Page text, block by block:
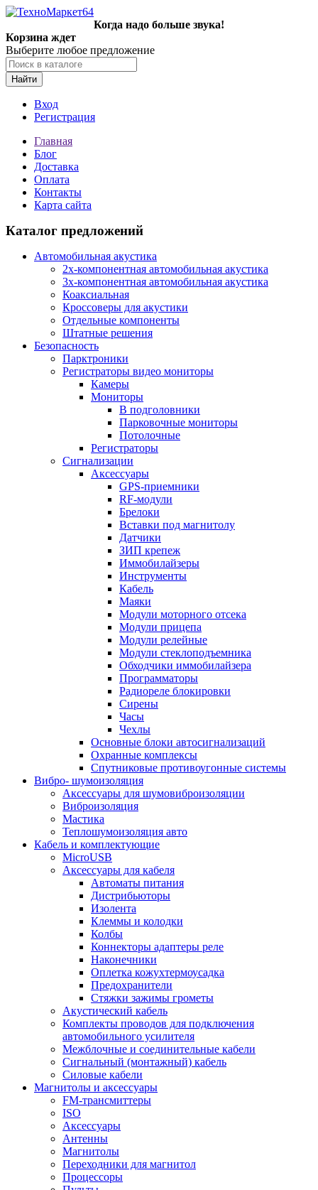
Когда надо больше звука!
Корзина ждет
Выберите любое предложение
Найти
Вход
Регистрация
Главная
Блог
Доставка
Оплата
Контакты
Карта сайта
Каталог предложений
Автомобильная акустика
2х-компонентная автомобильная акустика
3х-компонентная автомобильная акустика
Коаксиальная
Кроссоверы для акустики
Отдельные компоненты
Штатные решения
Безопасность
Парктроники
Регистраторы видео мониторы
Камеры
Мониторы
В подголовники
Парковочные мониторы
Потолочные
Регистраторы
Сигнализации
Аксессуары
GPS-приемники
RF-модули
Брелоки
Вставки под магнитолу
Датчики
ЗИП крепеж
Иммобилайзеры
Инструменты
Кабель
Маяки
Модули моторного отсека
Модули прицепа
Модули релейные
Модули стеклоподъемника
Обходчики иммобилайзера
Программаторы
Радиореле блокировки
Сирены
Часы
Чехлы
Основные блоки автосигнализаций
Охранные комплексы
Спутниковые противоугонные системы
Вибро- шумоизоляция
Аксессуары для шумовиброизоляции
Виброизоляция
Мастика
Теплошумоизоляция авто
Кабель и комплектующие
MicroUSB
Аксессуары для кабеля
Автоматы питания
Дистрибьюторы
Изолента
Клеммы и колодки
Колбы
Коннекторы адаптеры реле
Наконечники
Оплетка кожухтермоусадка
Предохранители
Стяжки зажимы грометы
Акустический кабель
Комплекты проводов для подключения
автомобильного усилителя
Межблочные и соединительные кабели
Сигнальный (монтажный) кабель
Силовые кабели
Магнитолы и аксессуары
FM-трансмиттеры
ISO
Аксессуары
Антенны
Магнитолы
Переходники для магнитол
Процессоры